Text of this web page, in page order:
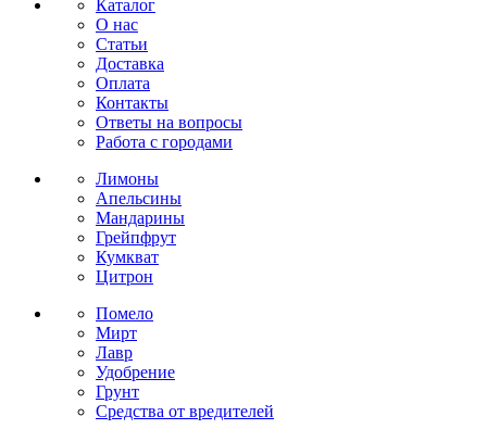
Каталог
О нас
Статьи
Доставка
Оплата
Контакты
Ответы на вопросы
Работа с городами
Лимоны
Апельсины
Мандарины
Грейпфрут
Кумкват
Цитрон
Помело
Мирт
Лавр
Удобрение
Грунт
Средства от вредителей